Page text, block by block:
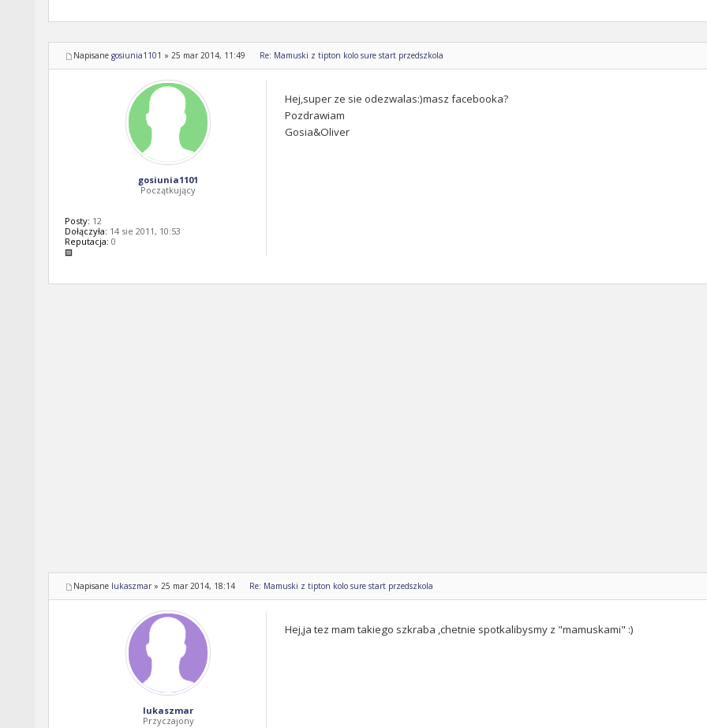
Napisane gosiunia1101 » 25 mar 2014, 11:49 Re: Mamuski z tipton kolo sure start przedszkola
Hej,super ze sie odezwalas:)masz facebooka?
Pozdrawiam
Gosia&Oliver
gosiunia1101
Początkujący
Posty: 12
Dołączyła: 14 sie 2011, 10:53
Reputacja: 0
Napisane lukaszmar» 25 mar 2014, 18:14 Re: Mamuski z tipton kolo sure start przedszkola
Hej,ja tez mam takiego szkraba ,chetnie spotkalibysmy z "mamuskami" :)
lukaszmar
Przyczajony